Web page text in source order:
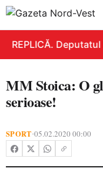
REPLICĂ.
MM Stoica: O
serioase!
SPORT•05.02.2020 00:00